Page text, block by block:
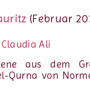
(Februar
Claudia Ali